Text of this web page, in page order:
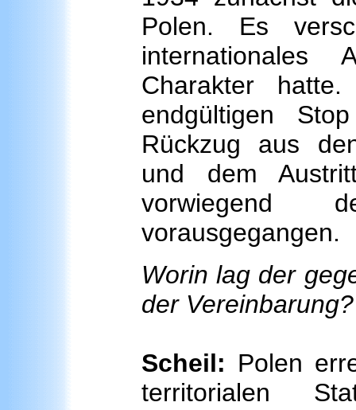
Polen. Es
internationales
Charakter
endgültigen
Rückzug aus
und dem
vorwiegend
vorausgegangen.
Worin lag der
der Vereinbarung?
Scheil: Polen
territorialen